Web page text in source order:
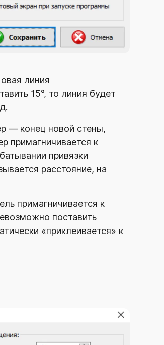
линия
15°, то линия будет
— конец новой стены,
примагничивается к
привязки
расстояние, на
примагничивается к
поставить
«приклеивается» к